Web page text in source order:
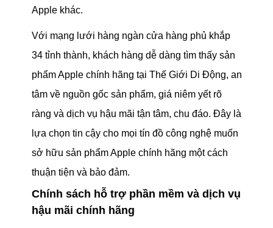
Apple khác.
Với mạng lưới hàng ngàn cửa hàng phủ khắp
34 tỉnh thành, khách hàng dễ dàng tìm thấy sản
phẩm Apple chính hãng tại Thế Giới Di Động, an
tâm về nguồn gốc sản phẩm, giá niêm yết rõ
ràng và dịch vụ hậu mãi tận tâm, chu đáo. Đây là
lựa chọn tin cậy cho mọi tín đồ công nghệ muốn
sở hữu sản phẩm Apple chính hãng một cách
thuận tiện và bảo đảm.
Chính sách hỗ trợ phần mềm và dịch vụ
hậu mãi chính hãng